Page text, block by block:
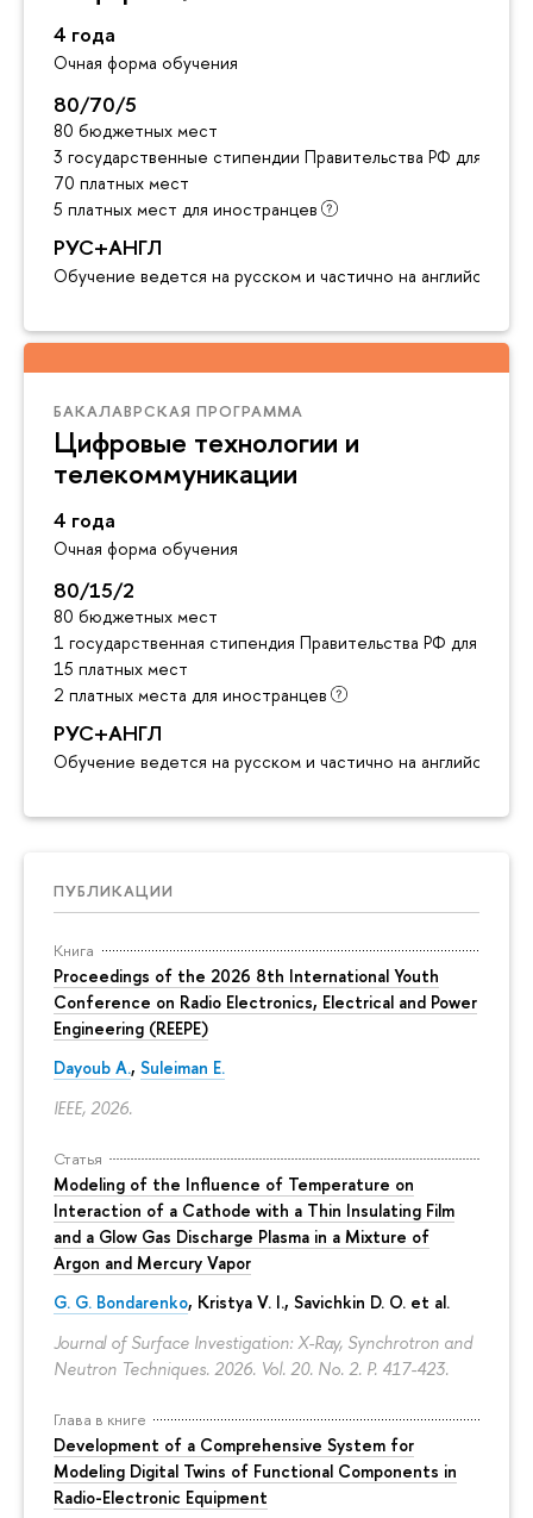
4 года
Очная форма обучения
80/70/5
80 бюджетных мест
3 государственные стипендии Правительства РФ для
70 платных мест
5 платных мест для иностранцев
РУС+АНГЛ
Обучение ведется на русском и частично на английском
БАКАЛАВРСКАЯ ПРОГРАММА
Цифровые технологии и
телекоммуникации
4 года
Очная форма обучения
80/15/2
80 бюджетных мест
1 государственная стипендия Правительства РФ для
15 платных мест
2 платных места для иностранцев
РУС+АНГЛ
Обучение ведется на русском и частично на английском
ПУБЛИКАЦИИ
Книга
Proceedings of the 2026 8th International Youth
Conference on Radio Electronics, Electrical and Power
Engineering (REEPE)
Dayoub A., Suleiman E.
IEEE, 2026.
Статья
Modeling of the Influence of Temperature on
Interaction of a Cathode with a Thin Insulating Film
and a Glow Gas Discharge Plasma in a Mixture of
Argon and Mercury Vapor
G. G. Bondarenko, Kristya V. I., Savichkin D. O. et al.
Journal of Surface Investigation: X-Ray, Synchrotron and
Neutron Techniques. 2026. Vol. 20. No. 2. P. 417-423.
Глава в книге
Development of a Comprehensive System for
Modeling Digital Twins of Functional Components in
Radio-Electronic Equipment